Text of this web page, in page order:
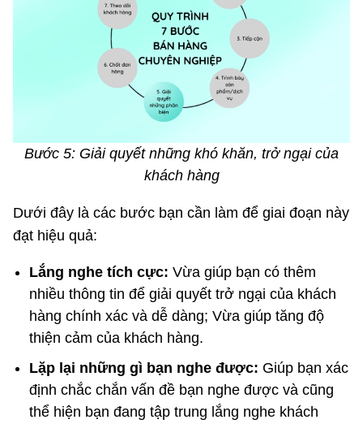
Bước 5: Giải quyết những khó khăn, trở ngại của
khách hàng
Dưới đây là các bước bạn cần làm để giai đoạn này
đạt hiệu quả:
Lắng nghe tích cực: Vừa giúp bạn có thêm
nhiều thông tin để giải quyết trở ngại của khách
hàng chính xác và dễ dàng; Vừa giúp tăng độ
thiện cảm của khách hàng.
Lặp lại những gì bạn nghe được: Giúp bạn xác
định chắc chắn vấn đề bạn nghe được và cũng
thể hiện bạn đang tập trung lắng nghe khách